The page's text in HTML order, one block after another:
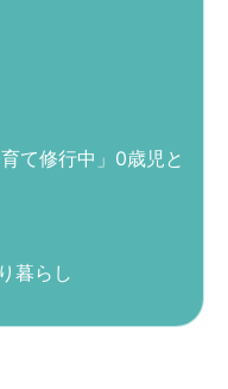
て修行中」0歳児と
暮らし